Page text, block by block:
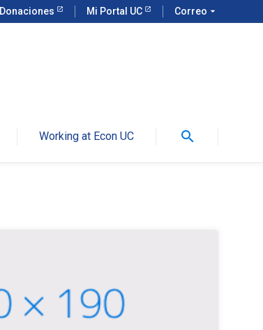
Donaciones Mi Portal UC Correo arrow_drop_down
Working at Econ UC search